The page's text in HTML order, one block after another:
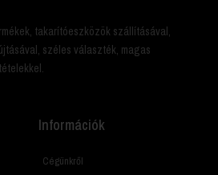
takarítóeszközök szállításával,
széles választék, magas
Információk
Cégünkről